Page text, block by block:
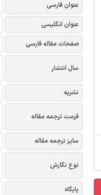
عنوان فارسی
عنوان انگلیسی
صفحات مقاله فارسی
سال انتشار
نشریه
فرمت ترجمه مقاله
سایز ترجمه مقاله
نوع نگارش
پایگاه